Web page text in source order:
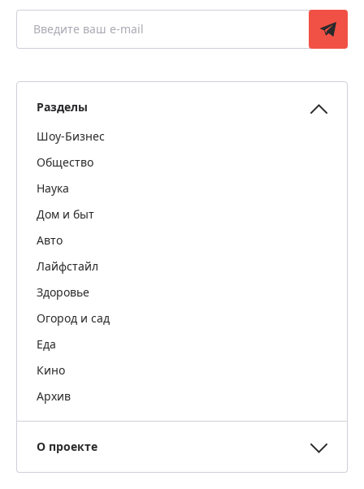
Разделы
Шоу-Бизнес
Общество
Наука
Дом и быт
Авто
Лайфстайл
Здоровье
Огород и сад
Еда
Кино
Архив
О проекте